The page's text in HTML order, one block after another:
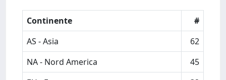
Continente
#
AS - Asia
62
NA - Nord America
45